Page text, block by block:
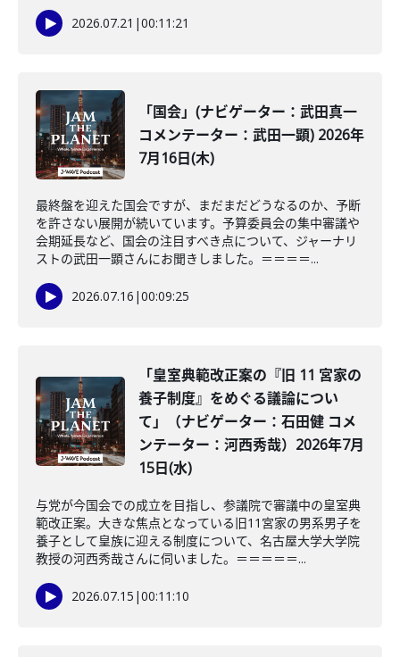
2026.07.21 |00:11:21
「国会」(ナビゲーター：武田真一
コメンテーター：武田一顕) 2026年
7月16日(木)
最終盤を迎えた国会ですが、まだまだどうなるのか、予断
を許さない展開が続いています。予算委員会の集中審議や
会期延長など、国会の注目すべき点について、ジャーナリ
ストの武田一顕さんにお聞きしました。＝＝＝＝...
2026.07.16 |00:09:25
「皇室典範改正案の『旧 11 宮家の
養子制度』をめぐる議論につい
て」（ナビゲーター：石田健 コメ
ンテーター：河西秀哉）2026年7月
15日(水)
与党が今国会での成立を目指し、参議院で審議中の皇室典
範改正案。大きな焦点となっている旧11宮家の男系男子を
養子として皇族に迎える制度について、名古屋大学大学院
教授の河西秀哉さんに伺いました。＝＝＝＝＝...
2026.07.15 |00:11:10